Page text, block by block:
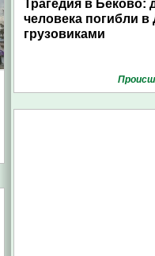
Трагедия в Беково:
человека погибли в
грузовиками